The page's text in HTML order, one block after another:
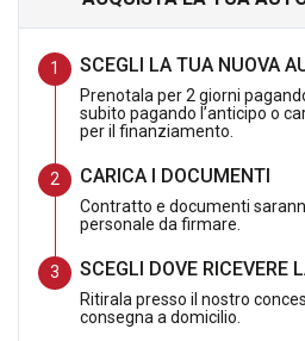
DETTAGLIO OFFERTA:
SENZA PROMO CARFORAUTO
CON PROMO CARFORAUTO EASY
SCEGLI LA TUA NUOVA
Prenotala per 2 giorni
subito pagando l’anticipo o
per il finanziamento.
CARICA I DOCUMENTI
Contratto e documenti
personale da firmare.
SCEGLI DOVE RICEVERE
Ritirala presso il nostro
consegna a domicilio.